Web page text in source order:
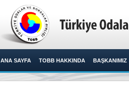
ANA SAYFA TOBB HAKKINDA BAŞKANIMIZ